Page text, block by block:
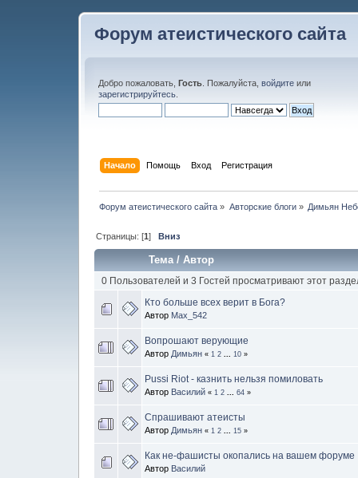
Форум атеистического сайта
Добро пожаловать, Гость . Пожалуйста, войдите или
зарегистрируйтесь
Начало Помощь Вход Регистрация
Форум атеистического сайта » Авторские блоги» Димьян
Страницы: [1]Вниз
Тема/Автор
0 Пользователей и 3 Гостей просматривают этот
Кто больше всех верит в Бога?
Автор Max_542
Вопрошают верующие
Автор Димьян « 1 2 10 »
Pussi Riot - казнить нельзя помиловать
Автор Василий « 1 2 64 »
Спрашивают атеисты
Автор Димьян « 1 2 15 »
Как не-фашисты окопались на вашем форуме
Автор Василий